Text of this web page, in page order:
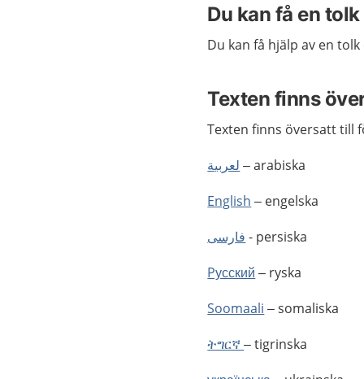
Du kan få en tolk
Du kan få hjälp av en
Texten finns
Texten finns översatt till
لعربية – arabiska
English – engelska
فارسى - persiska
Pусский – ryska
Soomaali – somaliska
ትግርኛ– tigrinska